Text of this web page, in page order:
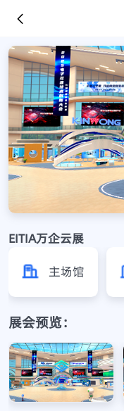
EITIA万企云展
主场馆
展会预览：